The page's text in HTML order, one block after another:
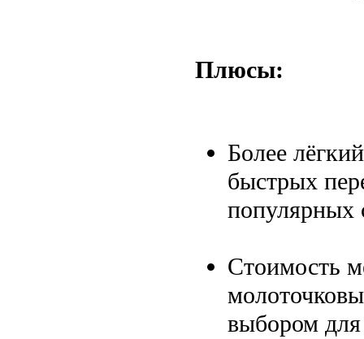
Плюсы:
Более
быстрых
популярных
Стоимость
выбором